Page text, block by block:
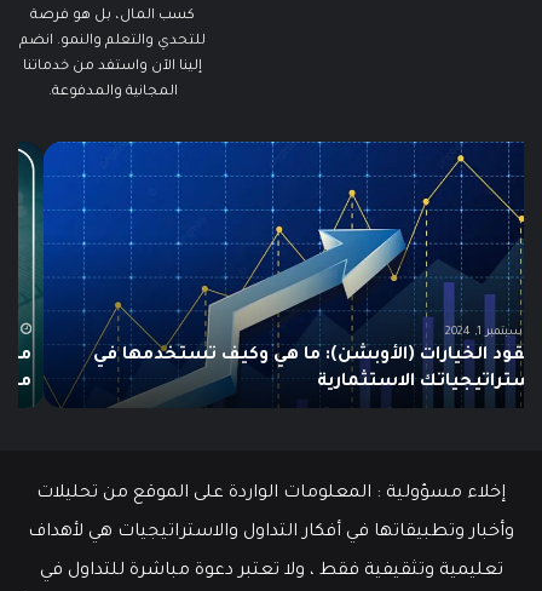
كسب المال، بل هو فرصة
للتحدي والتعلم والنمو. انضم
إلينا الآن واستفد من خدماتنا
المجانية والمدفوعة.
مطالبات
البطالة
في
الولايات
المتحدة
تنخفض
إلى
أدنى
مستوى
منذ
مايو
عمل
سبتمبر 19, 2024
مطالبات البطالة في الولايات المتحدة تنخفض إلى أدنى
مستوى منذ مايو وسط سوق عمل قوي
إخلاء مسؤولية : المعلومات الواردة على الموقع من تحليلات
وأخبار وتطبيقاتها في أفكار التداول والاستراتيجيات هي لأهداف
تعليمية وتثقيفية فقط ، ولا تعتبر دعوة مباشرة للتداول في